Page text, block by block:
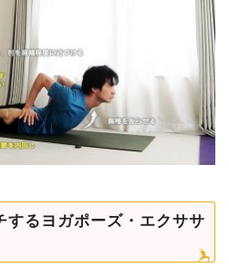
するヨガポーズ・エクササ